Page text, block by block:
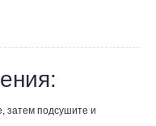
затем подсушите и